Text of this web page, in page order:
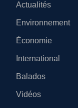
Actualités
Environnement
Économie
International
Balados
Vidéos